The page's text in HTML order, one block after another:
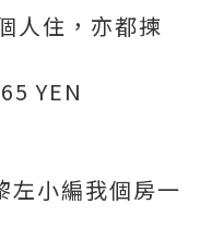
人住，亦都揀
YEN
左小編我個房一